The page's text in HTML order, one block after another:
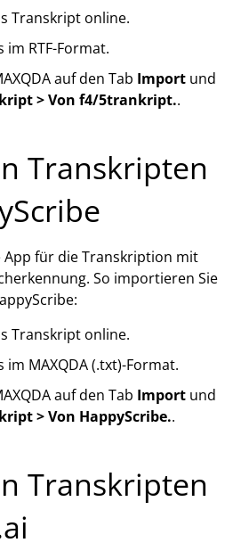
Transkript online.
im RTF-Format.
auf den Tab Import und
> Von f4/5trankript..
Transkripten
App für die Transkription mit
So importieren Sie
Transkript online.
im MAXQDA (.txt)-Format.
auf den Tab Import und
> Von HappyScribe..
Transkripten